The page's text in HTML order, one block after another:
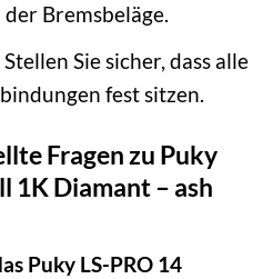
Bremsbeläge.
Stellen Sie sicher, dass alle
fest sitzen.
Fragen zu Puky
1K Diamant – ash
Puky LS-PRO 14